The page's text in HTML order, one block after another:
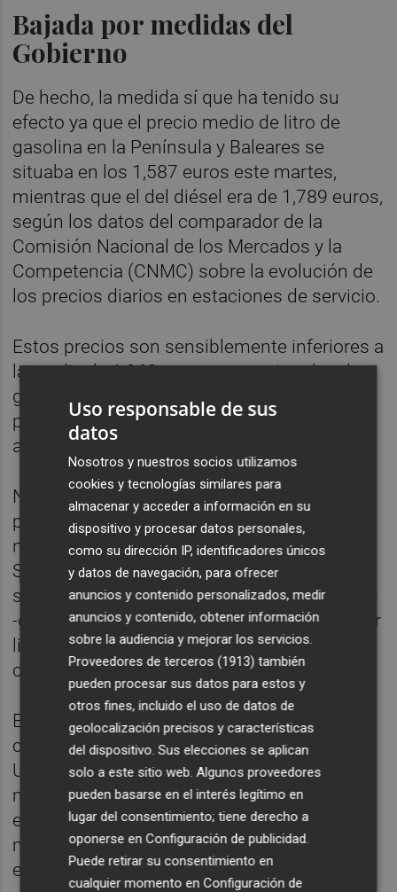
Bajada por medidas del
Gobierno
De hecho, la medida sí que ha tenido su
efecto ya que el precio medio de litro de
gasolina en la Península y Baleares se
situaba en los 1,587 euros este martes,
mientras que el del diésel era de 1,789 euros,
según los datos del comparador de la
Comisión Nacional de los Mercados y la
Competencia (CNMC) sobre la evolución de
los precios diarios en estaciones de servicio.
Estos precios son sensiblemente inferiores a
la media de 1,969 euros que registraba el
gasóleo y de 1,819 euros de la gasolina el
pasado sábado, día antes de aplicarse el
alivio fiscal.
No obstante, a pesar de esta bajada, el
precio medio del litro de diésel registra su
nivel más alto a las puertas de una Semana
Santa, superando la de 2022, cuando se
situó entonces en una media de 1,647 euros
-gracias a la bonificación de 20 céntimos por
litro que estaba vigente entonces por la
crisis por la guerra en Ucrania-.
En el caso de la gasolina, si se tiene en
cuenta los datos del Boletín Petrolero de la
UE de esta semana, sería también el nivel
más alto en una Semana Santa, aunque ya
en el surtidor se nota esa rebaja y el precio
medio actual es inferior a los 1,613 euros en
esas fechas de 2022.
Uso responsable de sus
datos
Nosotros y nuestros socios utilizamos
cookies y tecnologías similares para
almacenar y acceder a información en su
dispositivo y procesar datos personales,
como su dirección IP, identificadores únicos
y datos de navegación, para ofrecer
anuncios y contenido personalizados, medir
anuncios y contenido, obtener información
sobre la audiencia y mejorar los servicios.
Proveedores de terceros (1913) también
pueden procesar sus datos para estos y
otros fines, incluido el uso de datos de
geolocalización precisos y características
del dispositivo. Sus elecciones se aplican
solo a este sitio web. Algunos proveedores
pueden basarse en el interés legítimo en
lugar del consentimiento; tiene derecho a
oponerse enConfiguración de publicidad
Puede retirar su consentimiento en
cualquier momento enConfiguración de